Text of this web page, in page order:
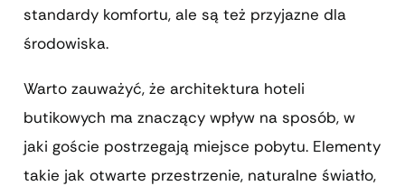
standardy komfortu, ale są też przyjazne dla
środowiska.
Warto zauważyć, że architektura hoteli
butikowych ma znaczący wpływ na sposób, w
jaki goście postrzegają miejsce pobytu. Elementy
takie jak otwarte przestrzenie, naturalne światło,